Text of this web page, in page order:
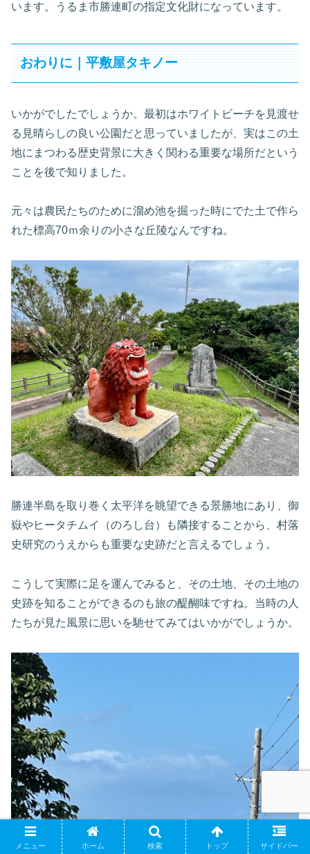
います。うるま市勝連町の指定文化財になっています。
おわりに｜平敷屋タキノー
いかがでしたでしょうか。最初はホワイトビーチを見渡せ
る見晴らしの良い公園だと思っていましたが、実はこの土
地にまつわる歴史背景に大きく関わる重要な場所だという
ことを後で知りました。
元々は農民たちのために溜め池を掘った時にでた土で作ら
れた標高70ｍ余りの小さな丘陵なんですね。
勝連半島を取り巻く太平洋を眺望できる景勝地にあり、御
嶽やヒータチムイ（のろし台）も隣接することから、村落
史研究のうえからも重要な史跡だと言えるでしょう。
こうして実際に足を運んでみると、その土地、その土地の
史跡を知ることができるのも旅の醍醐味ですね。当時の人
たちが見た風景に思いを馳せてみてはいかがでしょうか。
メニュー ホーム 検索 トップ サイドバー